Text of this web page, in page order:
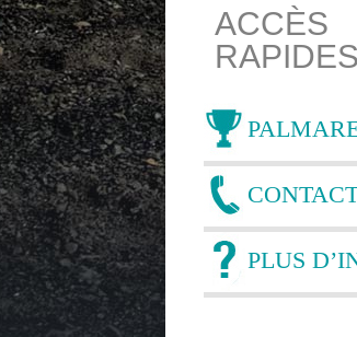
ACCÈS
PLUS